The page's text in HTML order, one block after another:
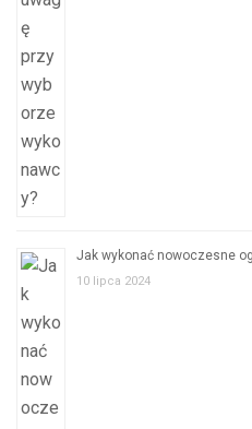
Jak wykonać nowoczesne
10 lipca 2024